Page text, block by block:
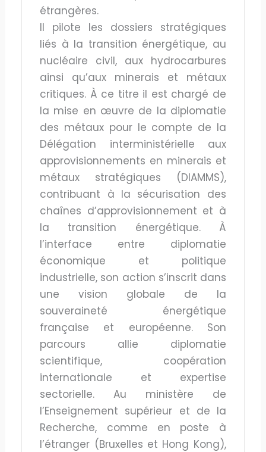
étrangères.
Il pilote les dossiers stratégiques
liés à la transition énergétique, au
nucléaire civil, aux hydrocarbures
ainsi qu’aux minerais et métaux
critiques. À ce titre il est chargé de
la mise en œuvre de la diplomatie
des métaux pour le compte de la
Délégation interministérielle aux
approvisionnements en minerais et
métaux stratégiques (DIAMMS),
contribuant à la sécurisation des
chaînes d’approvisionnement et à
la transition énergétique. À
l’interface entre diplomatie
économique et politique
industrielle, son action s’inscrit dans
une vision globale de la
souveraineté énergétique
française et européenne. Son
parcours allie diplomatie
scientifique, coopération
internationale et expertise
sectorielle. Au ministère de
l’Enseignement supérieur et de la
Recherche, comme en poste à
l’étranger (Bruxelles et Hong Kong),